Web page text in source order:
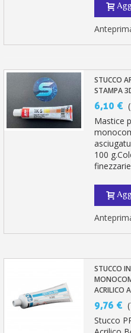
STUCCO
STAMPA
6,10 €
Mastice
100
STUCCO
ACRILICO
9,76 €
Stucco